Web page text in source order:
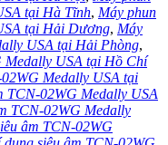
tại Hà Tĩnh, Máy phun
tại Hải Dương, Máy
USA tại Hải Phòng,
Medally USA tại Hồ Chí
Medally USA tại
TCN-02WG Medally USA
TCN-02WG Medally
âm TCN-02WG